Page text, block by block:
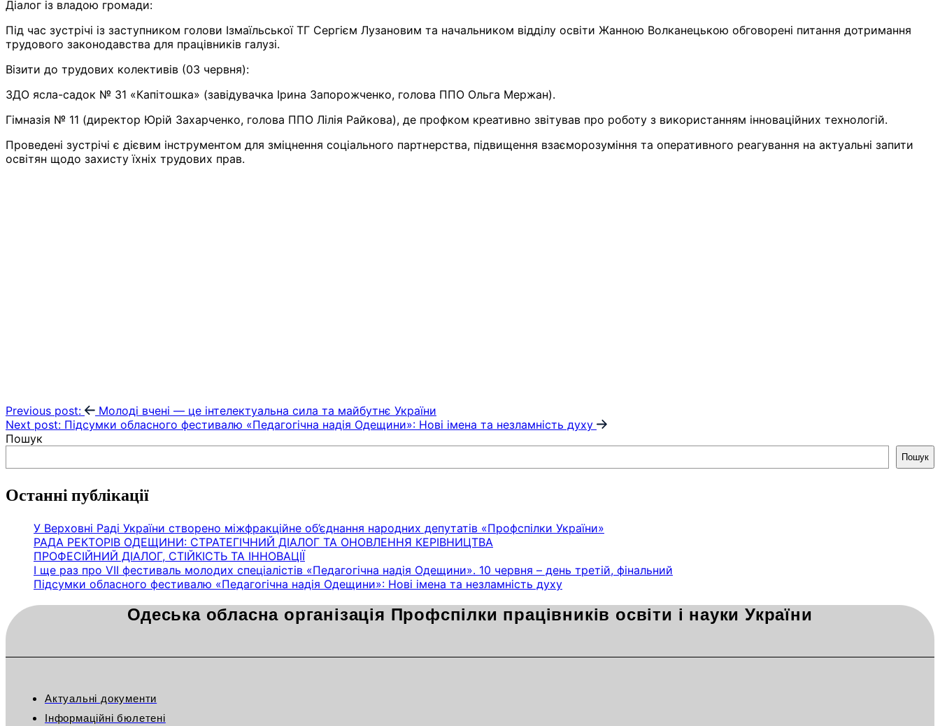
Діалог із владою громади:
Під час зустрічі із заступником голови Ізмаїльської ТГ Сергієм Лузановим та начальником відділу освіти Жанною Волканецькою обговорені питання дотримання
трудового законодавства для працівників галузі.
Візити до трудових колективів (03 червня):
ЗДО ясла-садок № 31 «Капітошка» (завідувачка Ірина Запорожченко, голова ППО Ольга Мержан).
Гімназія № 11 (директор Юрій Захарченко, голова ППО Лілія Райкова), де профком креативно звітував про роботу з використанням інноваційних технологій.
Проведені зустрічі є дієвим інструментом для зміцнення соціального партнерства, підвищення взаєморозуміння та оперативного реагування на актуальні запити
освітян щодо захисту їхніх трудових прав.
Навігація
записів
Previous post:
Молоді вчені — це інтелектуальна сила та майбутнє України
Next post: Підсумки обласного фестивалю «Педагогічна надія Одещини»: Нові імена та незламність духу
Пошук
Пошук
Останні публікації
У Верховні Раді України створено міжфракційне об’єднання народних депутатів «Профспілки України»
РАДА РЕКТОРІВ ОДЕЩИНИ: СТРАТЕГІЧНИЙ ДІАЛОГ ТА ОНОВЛЕННЯ КЕРІВНИЦТВА
ПРОФЕСІЙНИЙ ДІАЛОГ, СТІЙКІСТЬ ТА ІННОВАЦІЇ
І ще раз про VІІ фестиваль молодих спеціалістів «Педагогічна надія Одещини». 10 червня – день третій, фінальний
Підсумки обласного фестивалю «Педагогічна надія Одещини»: Нові імена та незламність духу
Одеська обласна організація Профспілки працівників освіти і науки України
Актуальні документи
Інформаційні бюлетені